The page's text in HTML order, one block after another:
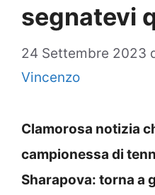
segnatevi
24 Settembre 2023
Vincenzo
Clamorosa notizia
campionessa di
Sharapova: torna a